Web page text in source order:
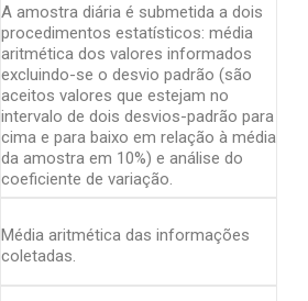
A amostra diária é submetida a dois
procedimentos estatísticos: média
aritmética dos valores informados
excluindo-se o desvio padrão (são
aceitos valores que estejam no
intervalo de dois desvios-padrão para
cima e para baixo em relação à média
da amostra em 10%) e análise do
coeficiente de variação.
Média aritmética das informações
coletadas.